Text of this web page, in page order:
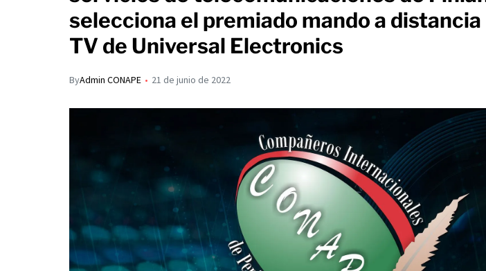
selecciona el premiado mando a
TV de Universal Electronics
ByAdmin CONAPE 21 de junio de 2022